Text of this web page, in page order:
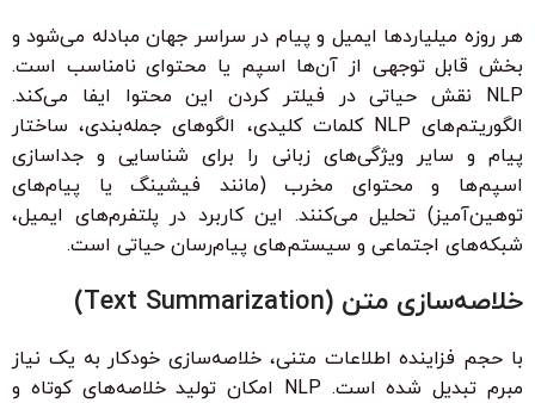
هر روزه میلیاردها ایمیل و پیام در سراسر جهان مبادله می‌شود و
بخش قابل توجهی از آن‌ها اسپم یا محتوای نامناسب است.
NLP نقش حیاتی در فیلتر کردن این محتوا ایفا می‌کند.
الگوریتم‌های NLP کلمات کلیدی، الگوهای جمله‌بندی، ساختار
پیام و سایر ویژگی‌های زبانی را برای شناسایی و جداسازی
اسپم‌ها و محتوای مخرب (مانند فیشینگ یا پیام‌های
توهین‌آمیز) تحلیل می‌کنند. این کاربرد در پلتفرم‌های ایمیل،
شبکه‌های اجتماعی و سیستم‌های پیام‌رسان حیاتی است.
خلاصه‌سازی متن (Text Summarization)
با حجم فزاینده اطلاعات متنی، خلاصه‌سازی خودکار به یک نیاز
مبرم تبدیل شده است. NLP امکان تولید خلاصه‌های کوتاه و